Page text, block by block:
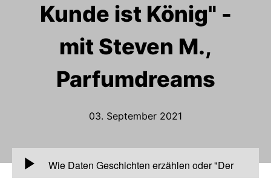
Kunde ist König" -
mit Steven M.,
Parfumdreams
03. September 2021
00:00
Wie Daten Geschichten erzählen oder "Der
Kunde ist König" - mit Steven M., Parfumdreams